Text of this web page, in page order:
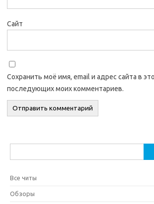
Сайт
Сохранить моё имя, email и адрес сайта в
последующих моих комментариев.
Все читы
Обзоры